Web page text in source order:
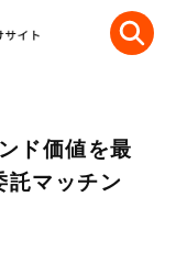
ド価値を最
託マッチン